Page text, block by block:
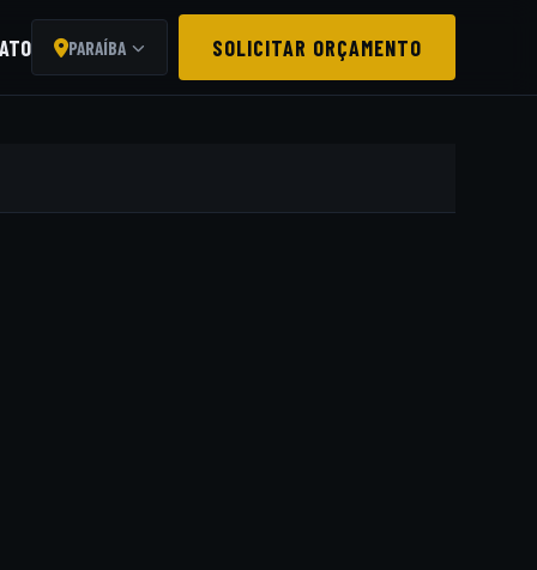
PARAÍBA SOLICITAR ORÇAMENTO